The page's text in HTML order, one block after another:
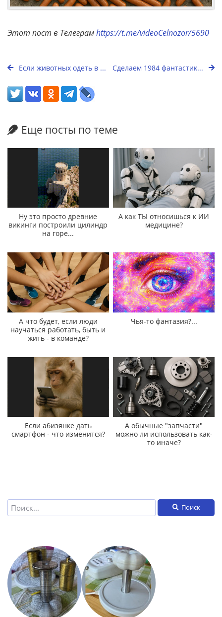
Этот пост в Телеграмhttps://t.me/videoCelnozor/5690
Если животных одеть в ... Сделаем 1984 фантастик...
Еще посты по теме
Ну это просто древние
викинги построили цилиндр
на горе...
А как ТЫ относишься к ИИ
медицине?
А что будет, если люди
научаться работать, быть и
жить - в команде?
Чья-то фантазия?...
Если абизянке дать
смартфон - что изменится?
А обычные "запчасти"
можно ли использовать как-
то иначе?
Поиск